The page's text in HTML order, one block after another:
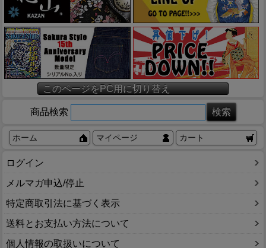
このページをPC用に切り替え
商品検索
ホーム マイページ カート
ログイン
メルマガ申込/停止
特定商取引法に基づく表示
送料とお支払い方法について
個人情報の取扱いについて